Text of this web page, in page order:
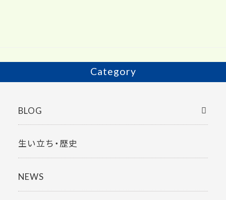
k Category
BLOG
生い立ち・歴史
NEWS